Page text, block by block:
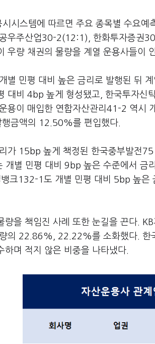
시시스템에 따르면 주요 종목별 수요
우주산업30-2(12:1), 한화투자증권
우량 채권의 물량을 계열 운용사들이
별 민평 대비 높은 금리로 발행된 뒤
대비 4bp 높게 형성됐고, 한국투자
용이 매입한 연합자산관리41-2 역시
행금액의 12.50%를 편입했다.
가 15bp 높게 책정된 한국중부발전
개별 민평 대비 9bp 높은 수준에서 금
크132-1도 개별 민평 대비 5bp 높은
량을 책임진 사례 또한 눈길을 끈다.
의 22.86%, 22.22%를 소화했다. 한
며 적지 않은 비중을 나타냈다.